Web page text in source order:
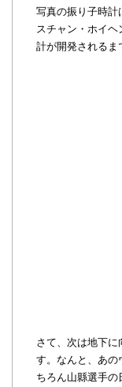
写真の振り子時計
スチャン・ホイ
計が開発されるま
さて、次は地下
す。なんと、あの
ちろん山縣選手の